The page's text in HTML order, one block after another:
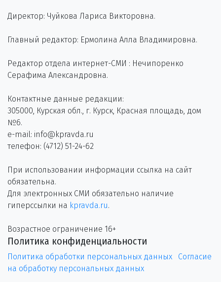
Директор: Чуйкова Лариса Викторовна.
Главный редактор: Ермолина Алла Владимировна.
Редактор отдела интернет-СМИ : Нечипоренко
Серафима Александровна.
Контактные данные редакции:
305000, Курская обл., г. Курск, Красная площадь, дом
№6.
e-mail: info@kpravda.ru
телефон: (4712) 51-24-62
При использовании информации ссылка на сайт
обязательна.
Для электронных СМИ обязательно наличие
гиперссылки на kpravda.ru.
Возрастное ограничение 16+
Политика конфиденциальности
Политика обработки персональных данных
Согласие
на обработку персональных данных